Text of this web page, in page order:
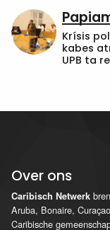
Krísis
kabes
UPB ta
Over ons
Caribisch Netwerk
Aruba, Bonaire,
Caribische